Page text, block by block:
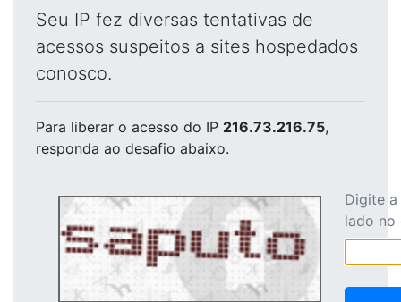
Seu IP fez diversas tentativas de
acessos suspeitos a sites hospedados
conosco.
Para liberar o acesso do IP 216.73.216.75,
responda ao desafio abaixo.
Digite
lado no